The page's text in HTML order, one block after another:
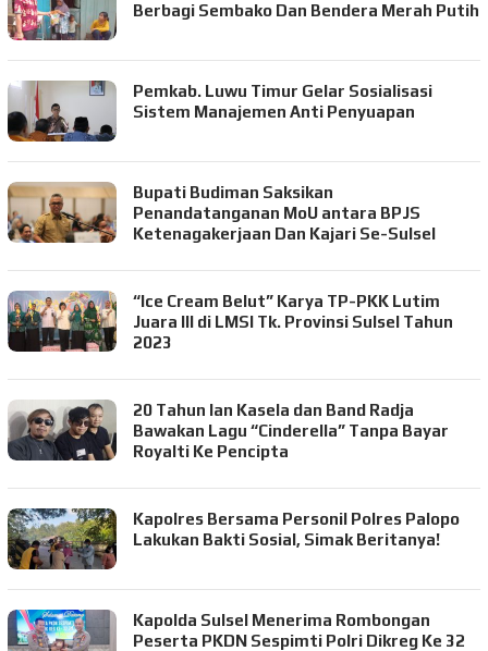
Berbagi Sembako Dan Bendera Merah Putih
Pemkab. Luwu Timur Gelar Sosialisasi
Sistem Manajemen Anti Penyuapan
Bupati Budiman Saksikan
Penandatanganan MoU antara BPJS
Ketenagakerjaan Dan Kajari Se-Sulsel
“Ice Cream Belut” Karya TP-PKK Lutim
Juara III di LMSI Tk. Provinsi Sulsel Tahun
2023
20 Tahun Ian Kasela dan Band Radja
Bawakan Lagu “Cinderella” Tanpa Bayar
Royalti Ke Pencipta
Kapolres Bersama Personil Polres Palopo
Lakukan Bakti Sosial, Simak Beritanya!
Kapolda Sulsel Menerima Rombongan
Peserta PKDN Sespimti Polri Dikreg Ke 32